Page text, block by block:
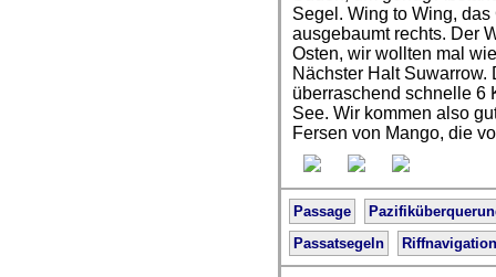
Segel. Wing to Wing,
ausgebaumt rechts. Der
Osten, wir wollten mal
Nächster Halt Suwarrow.
überraschend schnelle 6
See. Wir kommen also
Fersen von Mango, die
Passage
Passatsegeln
Riffnavigation